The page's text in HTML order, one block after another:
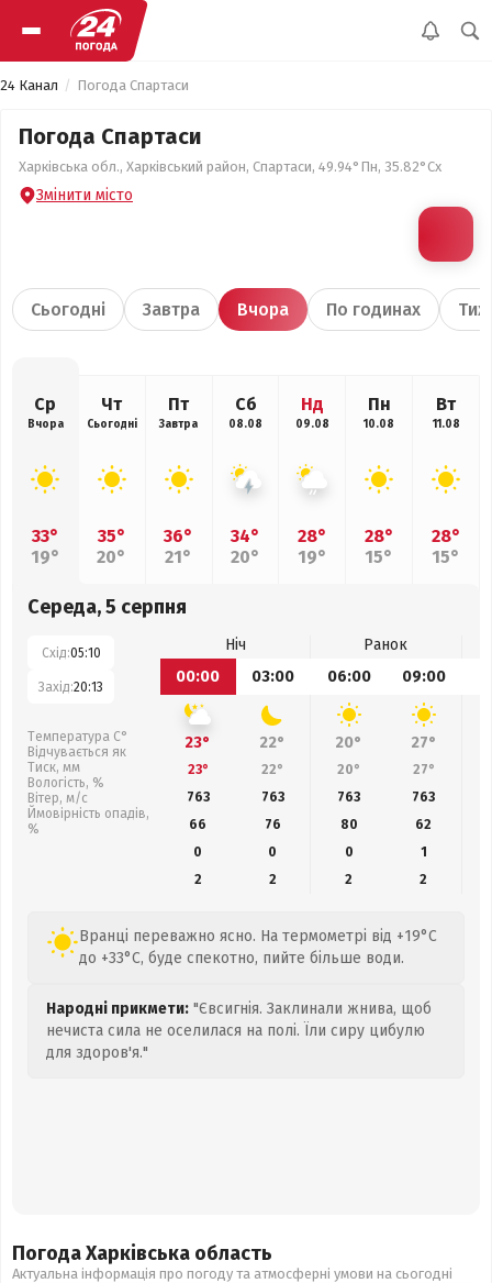
24 Канал Погода Спартаси
Погода Спартаси
Харківська обл., Харківський район, Спартаси, 49.94°Пн, 35.82°Сх
Змінити місто
Сьогодні Завтра Вчора По годинах
Ср
Вчора
33°
19°
Чт
Сьогодні
35°
20°
Пт
Завтра
36°
21°
Сб
08.08
34°
20°
Нд
09.08
28°
19°
Пн
10.08
28°
15°
Вт
11.08
28°
15°
Середа, 5 серпня
Схід:05:10
Захід:20:13
Температура С°
Відчувається як
Тиск, мм
Вологість, %
Вітер, м/с
Ймовірність опадів,
%
Ніч
Ранок
00:00
03:00 06:00 09:00
23° 22° 20° 27°
23° 22° 20° 27°
763
763 763 763
66
76 80 62
0
0 0
1
2
2 2 2
Вранці переважно ясно. На термометрі від +19°C
до +33°C, буде спекотно, пийте більше води.
Народні прикмети: "Євсигнія. Заклинали жнива, щоб
нечиста сила не оселилася на полі. Їли сиру цибулю
для здоров'я."
Погода Харківська область
Актуальна інформація про погоду та атмосферні умови на сьогодні